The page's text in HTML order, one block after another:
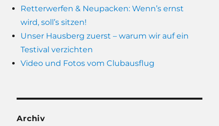
Retterwerfen & Neupacken: Wenn’s ernst
wird, soll’s sitzen!
Unser Hausberg zuerst – warum wir auf ein
Testival verzichten
Video und Fotos vom Clubausflug
Archiv